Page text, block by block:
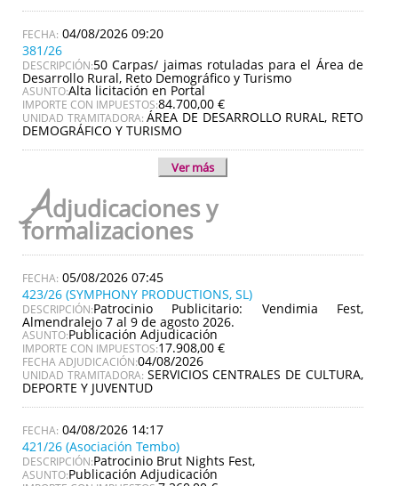
04/08/2026 09:20
381/26
DESCRIPCIÓN:50 Carpas/ jaimas rotuladas para el Área de
Desarrollo Rural, Reto Demográfico y Turismo
ASUNTO:Alta licitación en Portal
IMPORTE CON IMPUESTOS:84.700,00 €
UNIDAD TRAMITADORA:ÁREA DE DESARROLLO RURAL, RETO
DEMOGRÁFICO Y TURISMO
Ver más
Adjudicaciones y
formalizaciones
05/08/2026 07:45
423/26 (SYMPHONY PRODUCTIONS, SL)
DESCRIPCIÓN:Patrocinio Publicitario: Vendimia Fest,
Almendralejo 7 al 9 de agosto 2026.
ASUNTO:Publicación Adjudicación
IMPORTE CON IMPUESTOS:17.908,00 €
FECHA ADJUDICACIÓN:04/08/2026
UNIDAD TRAMITADORA: SERVICIOS CENTRALES DE CULTURA,
DEPORTE Y JUVENTUD
04/08/2026 14:17
421/26 (Asociación Tembo)
DESCRIPCIÓN:Patrocinio Brut Nights Fest,
ASUNTO:Publicación Adjudicación